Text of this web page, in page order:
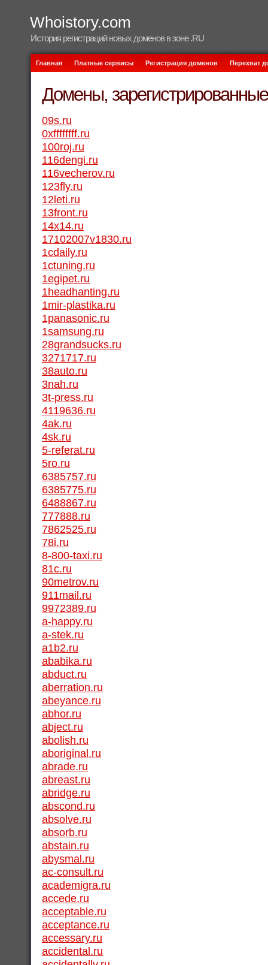
Whoistory.com
История регистраций новых доменов в зоне .RU
Главная Платные сервисы Регистрация доменов Перехват
Домены,
09s.ru
0xffffffff.ru
100roj.ru
116dengi.ru
116vecherov.ru
123fly.ru
12leti.ru
13front.ru
14x14.ru
17102007v1830.ru
1cdaily.ru
1ctuning.ru
1egipet.ru
1headhanting.ru
1mir-plastika.ru
1panasonic.ru
1samsung.ru
28grandsucks.ru
3271717.ru
38auto.ru
3nah.ru
3t-press.ru
4119636.ru
4ak.ru
4sk.ru
5-referat.ru
5ro.ru
6385757.ru
6385775.ru
6488867.ru
777888.ru
7862525.ru
78i.ru
8-800-taxi.ru
81c.ru
90metrov.ru
911mail.ru
9972389.ru
a-happy.ru
a-stek.ru
a1b2.ru
ababika.ru
abduct.ru
aberration.ru
abeyance.ru
abhor.ru
abject.ru
abolish.ru
aboriginal.ru
abrade.ru
abreast.ru
abridge.ru
abscond.ru
absolve.ru
absorb.ru
abstain.ru
abysmal.ru
ac-consult.ru
academigra.ru
accede.ru
acceptable.ru
acceptance.ru
accessary.ru
accidental.ru